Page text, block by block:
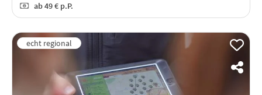
ab49 € p.P.